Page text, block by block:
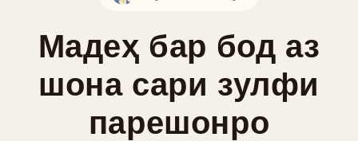
Мадеҳ бар бод аз
шона сари зулфи
парешонро